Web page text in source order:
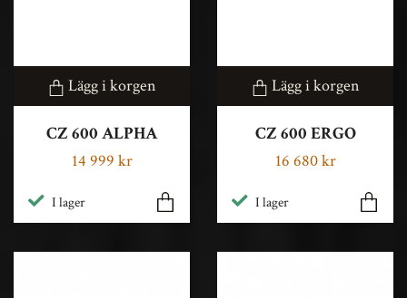
Lägg i korgen
CZ 600 ALPHA
14 999 kr
I lager
Lägg i korgen
CZ 600 ERGO
16 680 kr
I lager